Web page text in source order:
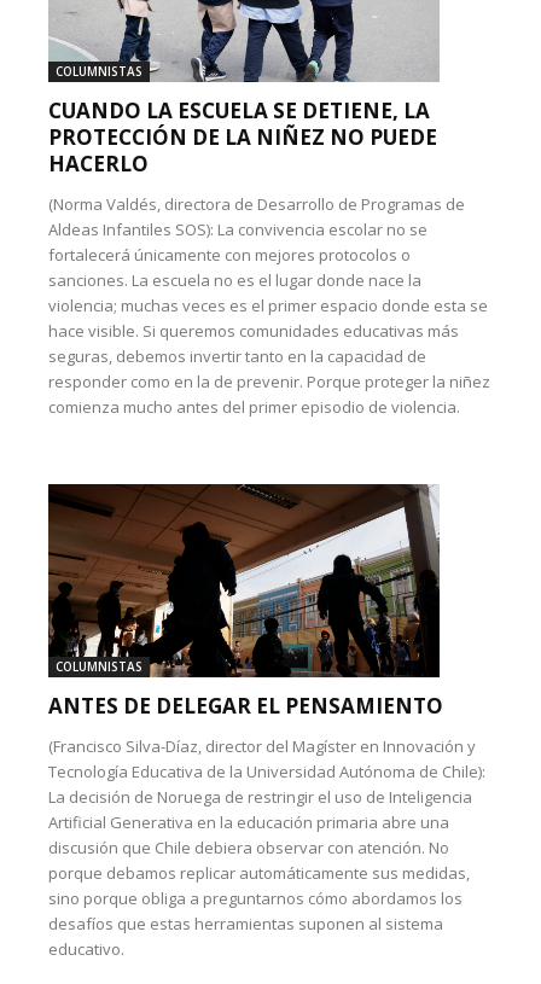
COLUMNISTAS
CUANDO LA ESCUELA SE DETIENE, LA
PROTECCIÓN DE LA NIÑEZ NO PUEDE
HACERLO
(Norma Valdés, directora de Desarrollo de Programas de
Aldeas Infantiles SOS): La convivencia escolar no se
fortalecerá únicamente con mejores protocolos o
sanciones. La escuela no es el lugar donde nace la
violencia; muchas veces es el primer espacio donde esta se
hace visible. Si queremos comunidades educativas más
seguras, debemos invertir tanto en la capacidad de
responder como en la de prevenir. Porque proteger la niñez
comienza mucho antes del primer episodio de violencia.
COLUMNISTAS
ANTES DE DELEGAR EL PENSAMIENTO
(Francisco Silva-Díaz, director del Magíster en Innovación y
Tecnología Educativa de la Universidad Autónoma de Chile):
La decisión de Noruega de restringir el uso de Inteligencia
Artificial Generativa en la educación primaria abre una
discusión que Chile debiera observar con atención. No
porque debamos replicar automáticamente sus medidas,
sino porque obliga a preguntarnos cómo abordamos los
desafíos que estas herramientas suponen al sistema
educativo.